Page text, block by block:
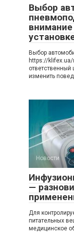
Выбор
внимание
Выбор
https://
ответственный
изменить
Новости
—
Для
питательных
медицинское